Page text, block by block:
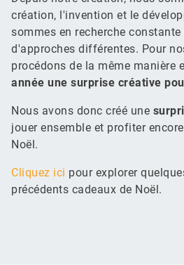
création, l'invention et le
sommes en recherche
d'approches différentes. Pour
procédons de la même manière
année une surprise créative
Nous avons donc créé une
jouer ensemble et profiter
Noël.
Cliquez ici pour explorer
précédents cadeaux de Noël.